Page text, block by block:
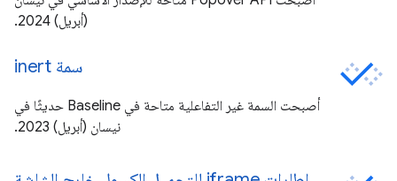
(أبريل) 2024.
سمة inert
أصبحت السمة غير التفاعلية متاحة في Baseline حديثًا في
نيسان (أبريل) 2023.